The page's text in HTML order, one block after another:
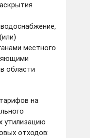
местного
области
на
утилизацию
отходов: